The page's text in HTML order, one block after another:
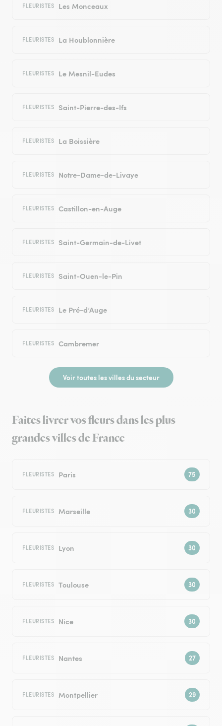
FLEURISTES Les Monceaux
FLEURISTES La Houblonnière
FLEURISTES Le Mesnil-Eudes
FLEURISTES Saint-Pierre-des-Ifs
FLEURISTES La Boissière
FLEURISTES Notre-Dame-de-Livaye
FLEURISTES Castillon-en-Auge
FLEURISTES Saint-Germain-de-Livet
FLEURISTES Saint-Ouen-le-Pin
FLEURISTES Le Pré-d’Auge
FLEURISTES Cambremer
Voir toutes les villes du secteur
Faites livrer vos fleurs dans les plus
grandes villes de France
FLEURISTES Paris
FLEURISTES Marseille
FLEURISTES Lyon
FLEURISTES Toulouse
FLEURISTES Nice
FLEURISTES Nantes
FLEURISTES Montpellier